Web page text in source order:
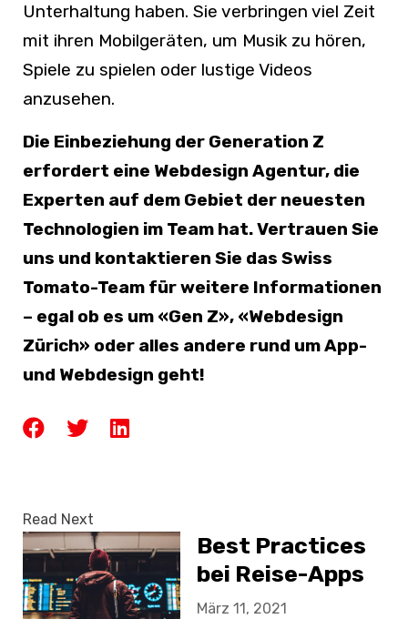
Unterhaltung haben. Sie verbringen viel Zeit
mit ihren Mobilgeräten, um Musik zu hören,
Spiele zu spielen oder lustige Videos
anzusehen.
Die Einbeziehung der Generation Z
erfordert eine Webdesign Agentur, die
Experten auf dem Gebiet der neuesten
Technologien im Team hat. Vertrauen Sie
uns und kontaktieren Sie das Swiss
Tomato-Team für weitere Informationen
– egal ob es um «Gen Z», «Webdesign
Zürich» oder alles andere rund um App-
und Webdesign geht!
Read Next
Best Practices
bei Reise-Apps
März 11, 2021